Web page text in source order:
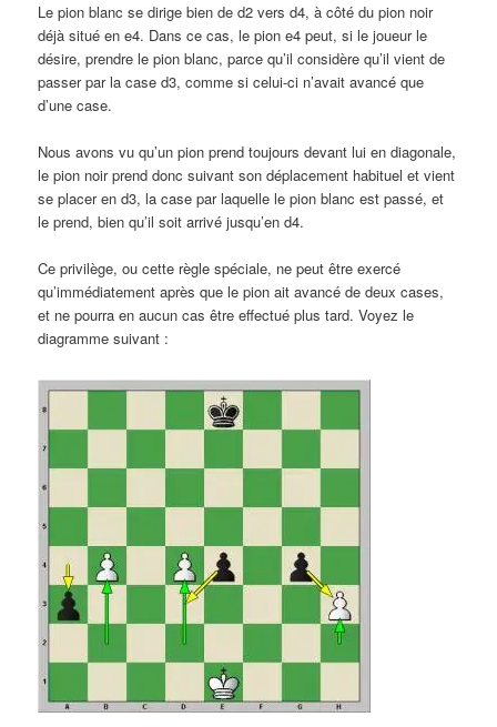
Le pion blanc se dirige bien de d2 vers d4, à côté du pion noir
déjà situé en e4. Dans ce cas, le pion e4 peut, si le joueur le
désire, prendre le pion blanc, parce qu’il considère qu’il vient de
passer par la case d3, comme si celui-ci n’avait avancé que
d’une case.
Nous avons vu qu’un pion prend toujours devant lui en diagonale,
le pion noir prend donc suivant son déplacement habituel et vient
se placer en d3, la case par laquelle le pion blanc est passé, et
le prend, bien qu’il soit arrivé jusqu’en d4.
Ce privilège, ou cette règle spéciale, ne peut être exercé
qu’immédiatement après que le pion ait avancé de deux cases,
et ne pourra en aucun cas être effectué plus tard. Voyez le
diagramme suivant :